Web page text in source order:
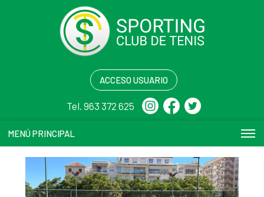
ACCESO USUARIO
Tel. 963 372 625
MENÚ PRINCIPAL